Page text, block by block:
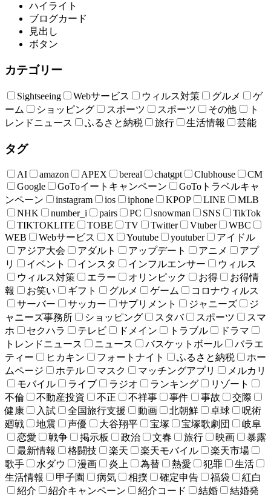
ハイライト
ブログカード
見出し
ボタン
カテゴリー
Sightseeing Webサービス ウィルス対策 グルメ
ゲ
ーム
ショッピング スポーツ スポーツ その他
ト
レンドニュース
ふるさと納税 旅行 生活情報 芸能
タグ
AI amazon APEX bereal chatgpt Clubhouse
CM
Google
GoToイートキャンペーン
GoToトラベルキャ
ンペーン
instagram ios iphone KPOP LINE
MLB
NHK
number_i pairs PC snowman SNS
TikTok
TIKTOKLITE
TOBE TV Twitter Vtuber
WBC
WEB
Webサービス X Youtube youtuber
アイドル
アジア大会
アダルト アップデート アニメ
アプ
リ
イベント インスタ インフルエンサー
ウィルス
ウィルス対策
エラー オリンピック お得
お得情
報
お笑い ギフト グルメ ゲーム
コロナウィルス
サーバー
サッカー サプリメント ジャニーズ
ジ
ャニーズ事務所
ショッピング スタバ スポーツ
スマ
ホ
セクハラ テレビ ドメイン トラブル
ドラマ
トレンドニュース
ニュース バスケットボール
バラエ
ティー
ヒカキン フォートナイト ふるさと納税
ホー
ムページ
ホテル マスク マッチングアプリ
メルカリ
モバイル
ライブ ラジオ ランキング
リゾート
不倫
不動産投資 不正 不祥事 事件 事故
交際
健康
入試 全国旅行支援 動画 北朝鮮 卓球
呪術
廻戦
地震 声優 大谷翔平 宝塚 宝塚歌劇団
岐阜
恋愛
戦争 掲示板 政治 文春 旅行 映画
暴露
最新情報
格闘技 楽天 楽天モバイル
楽天市場
歌手
水ダウ 漫画 炎上 為替 熱愛 犯罪
生活
生活情報
甲子園 病気 相撲 確定申告 福袋
紅白
紹介
紹介キャンペーン 紹介コード 結婚
結婚発